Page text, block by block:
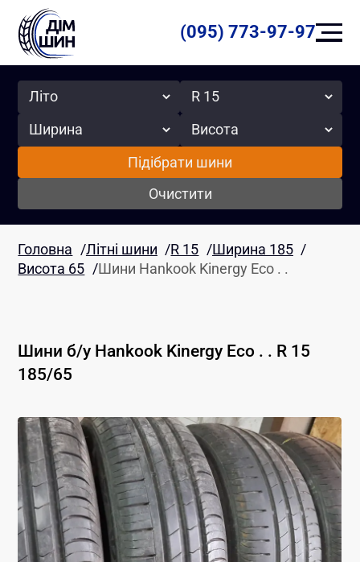
(095) 773-97-97
Сезон Радіус
Ширина Висота
Підібрати шини
Очистити
Головна /Літні шини /R 15 /Ширина 185 /
Висота 65 /Шини Hankook Kinergy Eco . .
Шини б/у Hankook Kinergy Eco . . R 15
185/65